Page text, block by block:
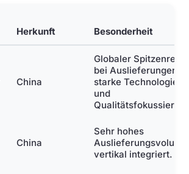
Herkunft Besonderheit
China
Globaler
bei Auslieferungen,
starke Technologie-
und
China
Sehr hohes
vertikal integriert.